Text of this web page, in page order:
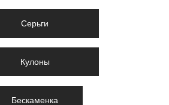
Серьги
Кулоны
Бескаменка